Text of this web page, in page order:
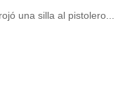
una silla al pistolero...